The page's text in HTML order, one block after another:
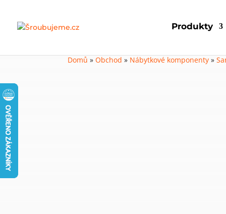
Produkty
Domů »Obchod » Nábytkové komponenty »